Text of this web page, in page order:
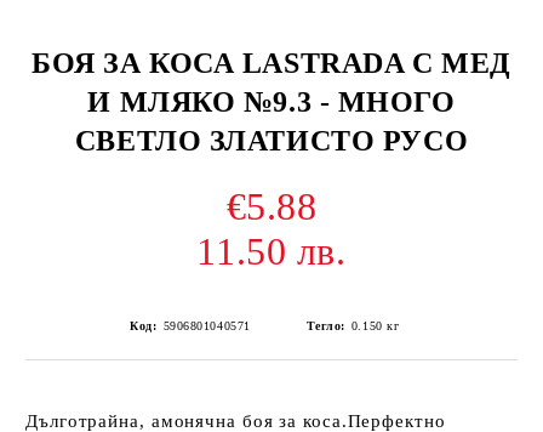
БОЯ ЗА КОСА LASTRADA С МЕД
И МЛЯКО №9.3 - МНОГО
СВЕТЛО ЗЛАТИСТО РУСО
€5.88
11.50 лв.
Код: 5906801040571 Тегло: 0.150 кг
Дълготрайна, амонячна боя за коса.Перфектно